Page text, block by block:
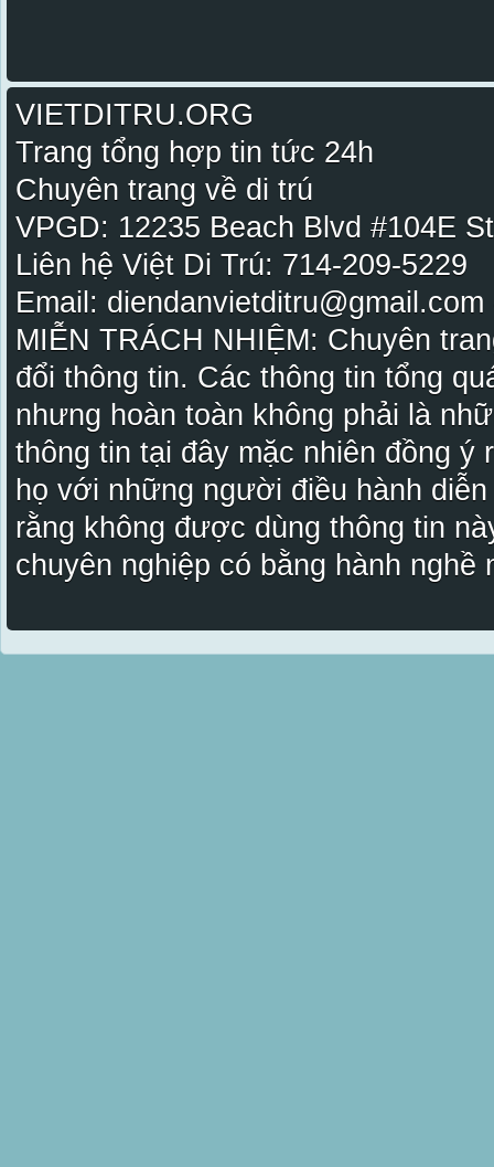
VIETDITRU.ORG
Trang tổng hợp tin tức 24h
Chuyên trang về di trú
VPGD: 12235 Beach Blvd #104E
Liên hệ Việt Di Trú: 714-209-5229
Email:
MIỄN TRÁCH NHIỆM: Chuyên
đổi thông tin. Các thông tin tổng
nhưng hoàn toàn không phải là
thông tin tại đây mặc nhiên đồng ý
họ với những người điều hành
rằng không được dùng thông tin
chuyên nghiệp có bằng hành